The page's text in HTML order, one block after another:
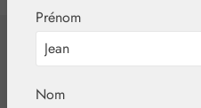
Huile de
Prénom
Nom